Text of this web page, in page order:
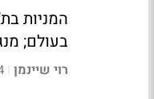
המניות
בעולם;
רוי שיינמן |